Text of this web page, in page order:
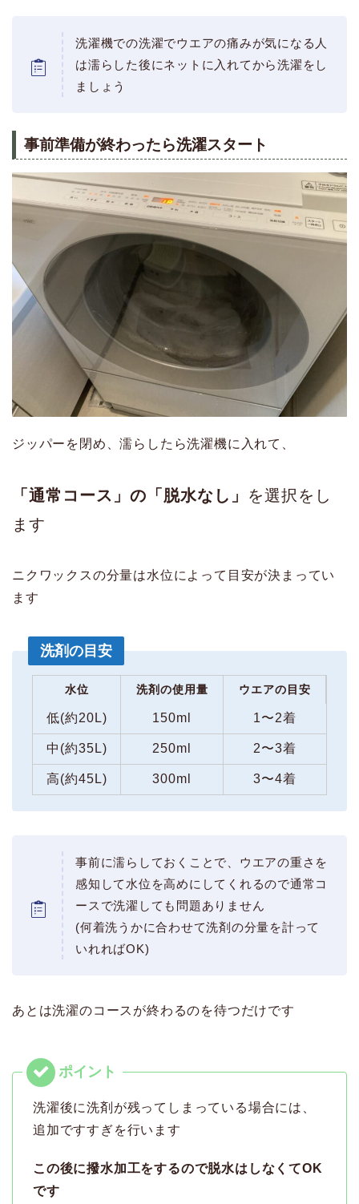
洗濯機での洗濯でウエアの痛みが気になる人
は濡らした後にネットに入れてから洗濯をし
ましょう
事前準備が終わったら洗濯スタート
ジッパーを閉め、濡らしたら洗濯機に入れて、
「通常コース」の「脱水なし」 を選択をし
ます
ニクワックスの分量は水位によって目安が決まってい
ます
洗剤の目安
水位 洗剤の使用量 ウエアの目安
低(約20L) 150ml 1〜2着
中(約35L) 250ml 2〜3着
高(約45L) 300ml 3〜4着
事前に濡らしておくことで、ウエアの重さを
感知して水位を高めにしてくれるので通常コ
ースで洗濯しても問題ありません
(何着洗うかに合わせて洗剤の分量を計って
いれればOK)
あとは洗濯のコースが終わるのを待つだけです
洗濯後に洗剤が残ってしまっている場合には、
追加ですすぎを行います
この後に撥水加工をするので脱水はしなくてOK
です